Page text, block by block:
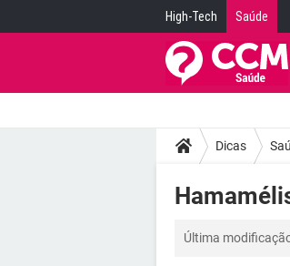
High-Tech Saúde
Dicas
Última